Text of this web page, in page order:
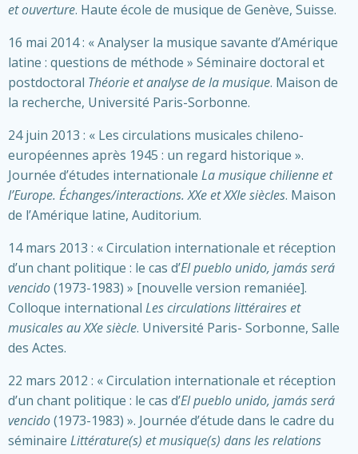
et ouverture. Haute école de musique de Genève, Suisse.
16 mai 2014 : « Analyser la musique savante d’Amérique
latine : questions de méthode » Séminaire doctoral et
postdoctoral Théorie et analyse de la musique. Maison de
la recherche, Université Paris-Sorbonne.
24 juin 2013 : « Les circulations musicales chileno-
européennes après 1945 : un regard historique ».
Journée d’études internationale La musique chilienne et
l’Europe. Échanges/interactions. XXe et XXIe siècles. Maison
de l’Amérique latine, Auditorium.
14 mars 2013 : « Circulation internationale et réception
d’un chant politique : le cas d’El pueblo unido, jamás será
vencido(1973-1983) » [nouvelle version remaniée].
Colloque international Les circulations littéraires et
musicales au XXe siècle. Université Paris- Sorbonne, Salle
des Actes.
22 mars 2012 : « Circulation internationale et réception
d’un chant politique : le cas d’El pueblo unido, jamás será
vencido(1973-1983) ». Journée d’étude dans le cadre du
séminaire Littérature(s) et musique(s) dans les relations